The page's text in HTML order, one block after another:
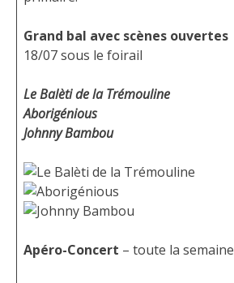
Grand bal avec scènes ouvertes
18/07 sous le foirail
Le Balèti de la Trémouline
Aborigénious
Johnny Bambou
Apéro-Concert – toute la semaine